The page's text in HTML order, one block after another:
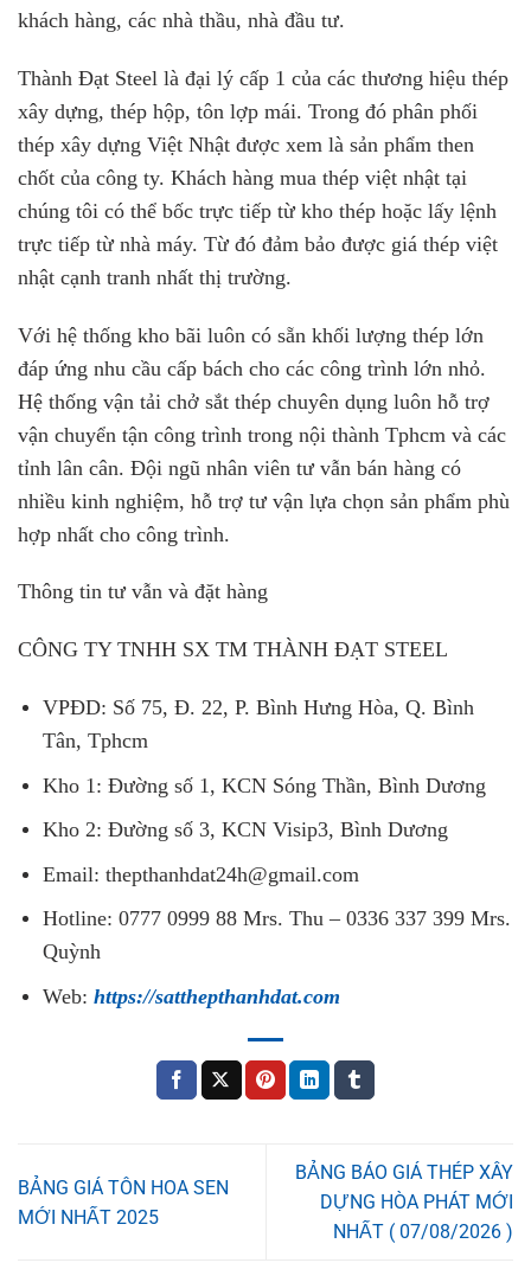
khách hàng, các nhà thầu, nhà đầu tư.
Thành Đạt Steel là đại lý cấp 1 của các thương hiệu thép
xây dựng, thép hộp, tôn lợp mái. Trong đó phân phối
thép xây dựng Việt Nhật được xem là sản phẩm then
chốt của công ty. Khách hàng mua thép việt nhật tại
chúng tôi có thể bốc trực tiếp từ kho thép hoặc lấy lệnh
trực tiếp từ nhà máy. Từ đó đảm bảo được giá thép việt
nhật cạnh tranh nhất thị trường.
Với hệ thống kho bãi luôn có sẵn khối lượng thép lớn
đáp ứng nhu cầu cấp bách cho các công trình lớn nhỏ.
Hệ thống vận tải chở sắt thép chuyên dụng luôn hỗ trợ
vận chuyển tận công trình trong nội thành Tphcm và các
tỉnh lân cân. Đội ngũ nhân viên tư vẫn bán hàng có
nhiều kinh nghiệm, hỗ trợ tư vận lựa chọn sản phẩm phù
hợp nhất cho công trình.
Thông tin tư vẫn và đặt hàng
CÔNG TY TNHH SX TM THÀNH ĐẠT STEEL
VPĐD: Số 75, Đ. 22, P. Bình Hưng Hòa, Q. Bình
Tân, Tphcm
Kho 1: Đường số 1, KCN Sóng Thần, Bình Dương
Kho 2: Đường số 3, KCN Visip3, Bình Dương
Email: thepthanhdat24h@gmail.com
Hotline: 0777 0999 88 Mrs. Thu – 0336 337 399 Mrs.
Quỳnh
Web: https://satthepthanhdat.com
BẢNG GIÁ TÔN HOA SEN
MỚI NHẤT 2025
BẢNG BÁO GIÁ THÉP XÂY
DỰNG HÒA PHÁT MỚI
NHẤT ( 07/08/2026 )